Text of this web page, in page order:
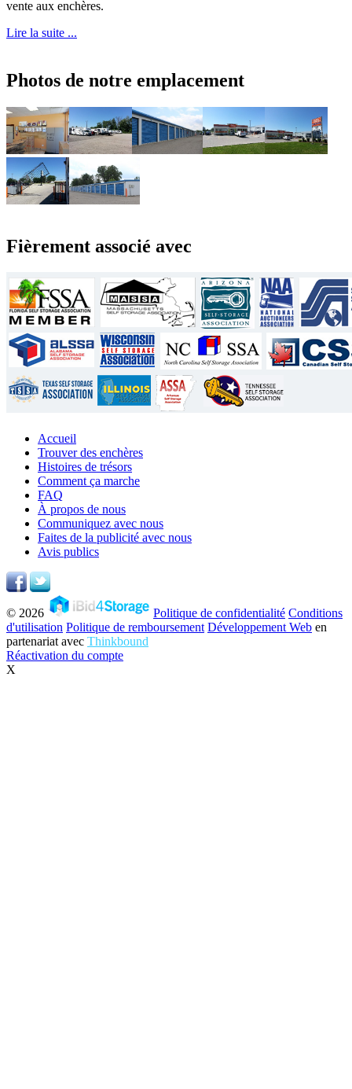
vente aux enchères.
Lire la suite ...
Photos de notre emplacement
Fièrement associé avec
Accueil
Trouver des enchères
Histoires de trésors
Comment ça marche
FAQ
À propos de nous
Communiquez avec nous
Faites de la publicité avec nous
Avis publics
© 2026 Politique de confidentialité Conditions
d'utilisation Politique de remboursement Développement Web en
partenariat avec Thinkbound
Réactivation du compte
X